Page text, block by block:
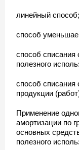
линейный способ;
способ
способ списания
полезного
способ списания
продукции
Применение
амортизации по
основных
полезного